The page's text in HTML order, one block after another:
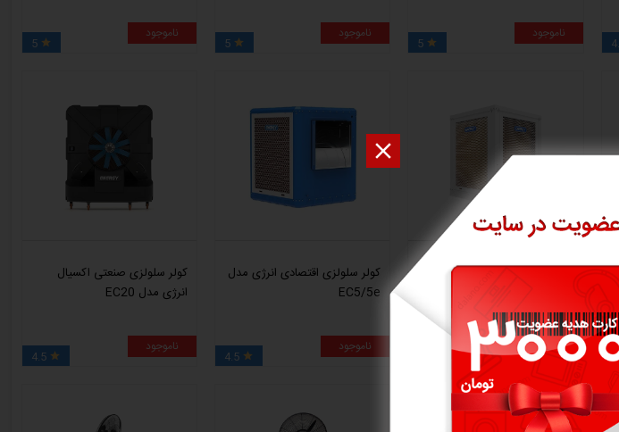
ناموجود

ناموجود

ناموجود

5
کولر سلولزی انرژی با موتور
BLDC مدل EC 5/7
ناموجود
کولر سلولزی اقتصادی انرژی مدل
EC5/5e
ناموجود

کولر سلولزی صنعتی اکسیال
انرژی مدل EC20
ناموجود

4.5
